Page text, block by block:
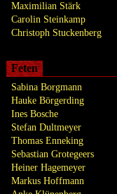
Maximilian Stärk
Carolin Steinkamp
Christoph Stuckenberg
Feten
Sabina Borgmann
Hauke Börgerding
Ines Bosche
Stefan Dultmeyer
Thomas Enneking
Sebastian Grotegeers
Heiner Hagemeyer
Markus Hoffmann